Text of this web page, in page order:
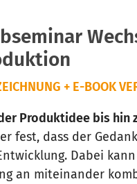
+ E-BOOK
Produktidee bis hin
fest, dass der
Dabei
an miteinander